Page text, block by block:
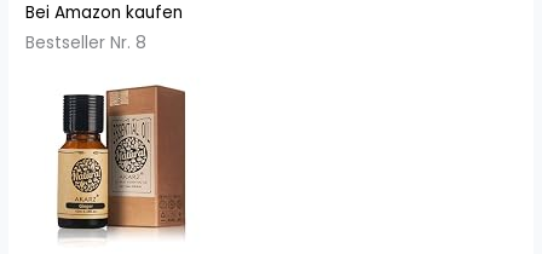
Bei Amazon kaufen
Bestseller Nr. 8